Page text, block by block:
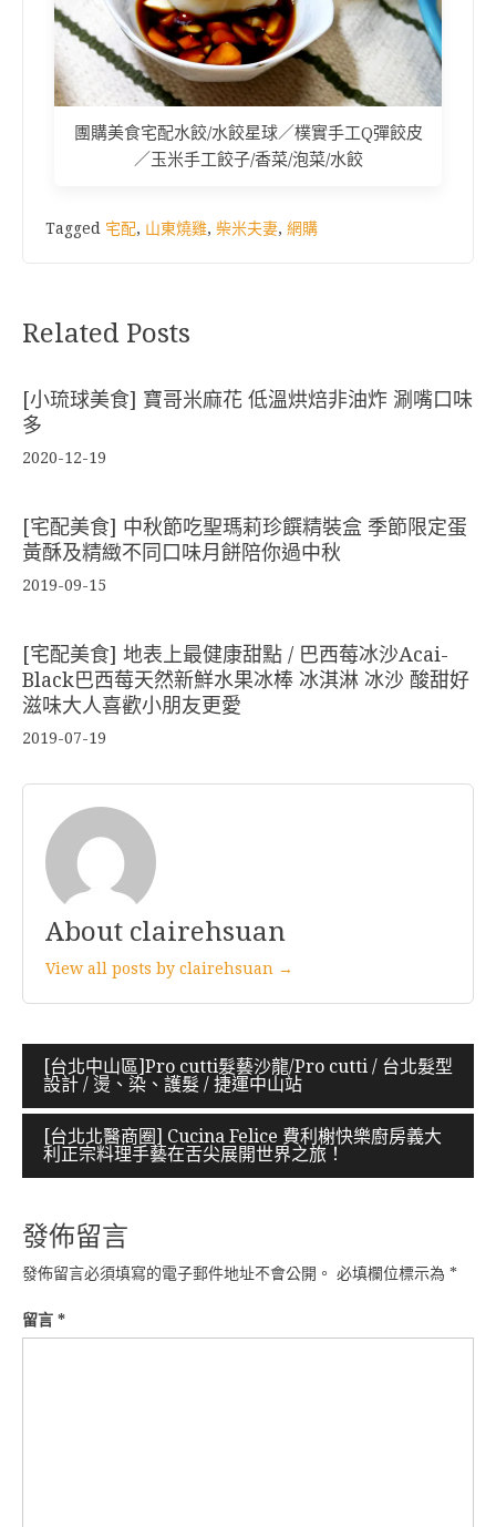
團購美食宅配水餃/水餃星球／樸實手工Q彈餃皮
／玉米手工餃子/香菜/泡菜/水餃
Tagged 宅配, 山東燒雞, 柴米夫妻, 網購
Related Posts
[小琉球美食] 寶哥米麻花 低溫烘焙非油炸 涮嘴口味
多
2020-12-19
[宅配美食] 中秋節吃聖瑪莉珍饌精裝盒 季節限定蛋
黃酥及精緻不同口味月餅陪你過中秋
2019-09-15
[宅配美食] 地表上最健康甜點 / 巴西莓冰沙Acai-
Black巴西莓天然新鮮水果冰棒 冰淇淋 冰沙 酸甜好
滋味大人喜歡小朋友更愛
2019-07-19
About clairehsuan
View all posts by clairehsuan →
文
章
導
覽
[台北中山區]Pro cutti髮藝沙龍/Pro cutti / 台北髮型
設計 / 燙、染、護髮 / 捷運中山站
[台北北醫商圈] Cucina Felice 費利榭快樂廚房義大
利正宗料理手藝在舌尖展開世界之旅！
發佈留言
發佈留言必須填寫的電子郵件地址不會公開。 必填欄位標示為 *
留言 *